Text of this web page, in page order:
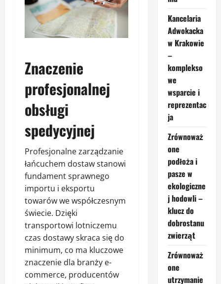
Znaczenie
profesjonalnej
obsługi
spedycyjnej
Profesjonalne zarządzanie
łańcuchem dostaw stanowi
fundament sprawnego
importu i eksportu
towarów we współczesnym
świecie. Dzięki
transportowi lotniczemu
czas dostawy skraca się do
minimum, co ma kluczowe
znaczenie dla branży e-
commerce, producentów
Kancelaria
Adwokacka
w Krakowie
–
komplekso
we
wsparcie i
reprezentac
ja
Zrównoważ
one
podłoża i
pasze w
ekologiczne
j hodowli –
klucz do
dobrostanu
zwierząt
Zrównoważ
one
utrzymanie